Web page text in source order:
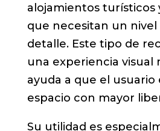
alojamientos turísticos
que necesitan un nivel
detalle. Este tipo de
una experiencia visual
ayuda a que el usuario
espacio con mayor
Su utilidad es